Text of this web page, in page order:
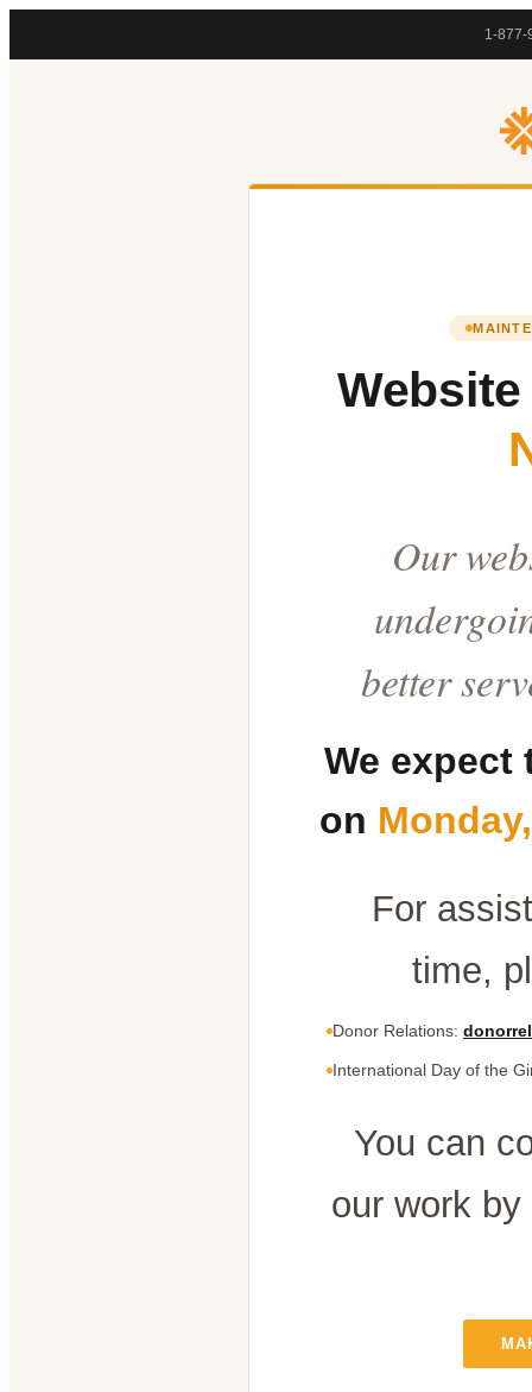
1-877-
Our
better
We expect
on
For
time,
Donor Relations:
International Day of the
You can
our work